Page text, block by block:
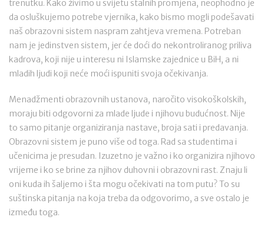
trenutku. Kako živimo u svijetu stalnih promjena, neophodno je
da osluškujemo potrebe vjernika, kako bismo mogli podešavati
naš obrazovni sistem naspram zahtjeva vremena. Potreban
nam je jedinstven sistem, jer će doći do nekontroliranog priliva
kadrova, koji nije u interesu ni Islamske zajednice u BiH, a ni
mladih ljudi koji neće moći ispuniti svoja očekivanja.
Menadžmenti obrazovnih ustanova, naročito visokoškolskih,
moraju biti odgovorni za mlade ljude i njihovu budućnost. Nije
to samo pitanje organiziranja nastave, broja sati i predavanja.
Obrazovni sistem je puno više od toga. Rad sa studentima i
učenicima je presudan. Izuzetno je važno i ko organizira njihovo
vrijeme i ko se brine za njihov duhovni i obrazovni rast. Znaju li
oni kuda ih šaljemo i šta mogu očekivati na tom putu? To su
suštinska pitanja na koja treba da odgovorimo, a sve ostalo je
između toga.